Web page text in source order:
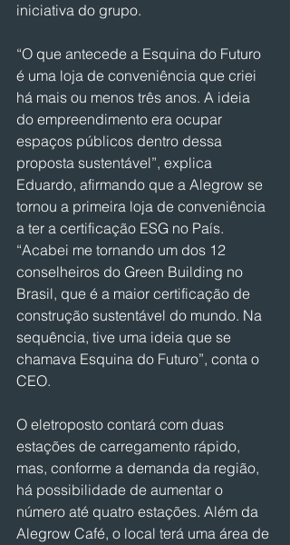
iniciativa do grupo.
“O que antecede a Esquina do Futuro
é uma loja de conveniência que criei
há mais ou menos três anos. A ideia
do empreendimento era ocupar
espaços públicos dentro dessa
proposta sustentável”, explica
Eduardo, afirmando que a Alegrow se
tornou a primeira loja de conveniência
a ter a certificação ESG no País.
“Acabei me tornando um dos 12
conselheiros do Green Building no
Brasil, que é a maior certificação de
construção sustentável do mundo. Na
sequência, tive uma ideia que se
chamava Esquina do Futuro”, conta o
CEO.
O eletroposto contará com duas
estações de carregamento rápido,
mas, conforme a demanda da região,
há possibilidade de aumentar o
número até quatro estações. Além da
Alegrow Café, o local terá uma área de